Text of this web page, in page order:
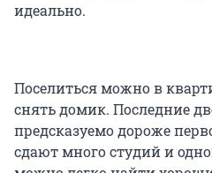
идеально.
Поселиться можно в
снять домик. Последние
предсказуемо дороже
сдают много студий и